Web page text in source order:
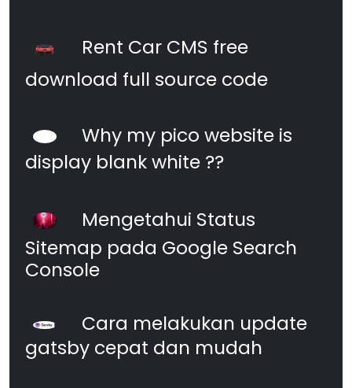
Rent Car CMS free
download full source code
Why my pico website is
display blank white ??
Mengetahui Status
Sitemap pada Google Search
Console
Cara melakukan update
gatsby cepat dan mudah